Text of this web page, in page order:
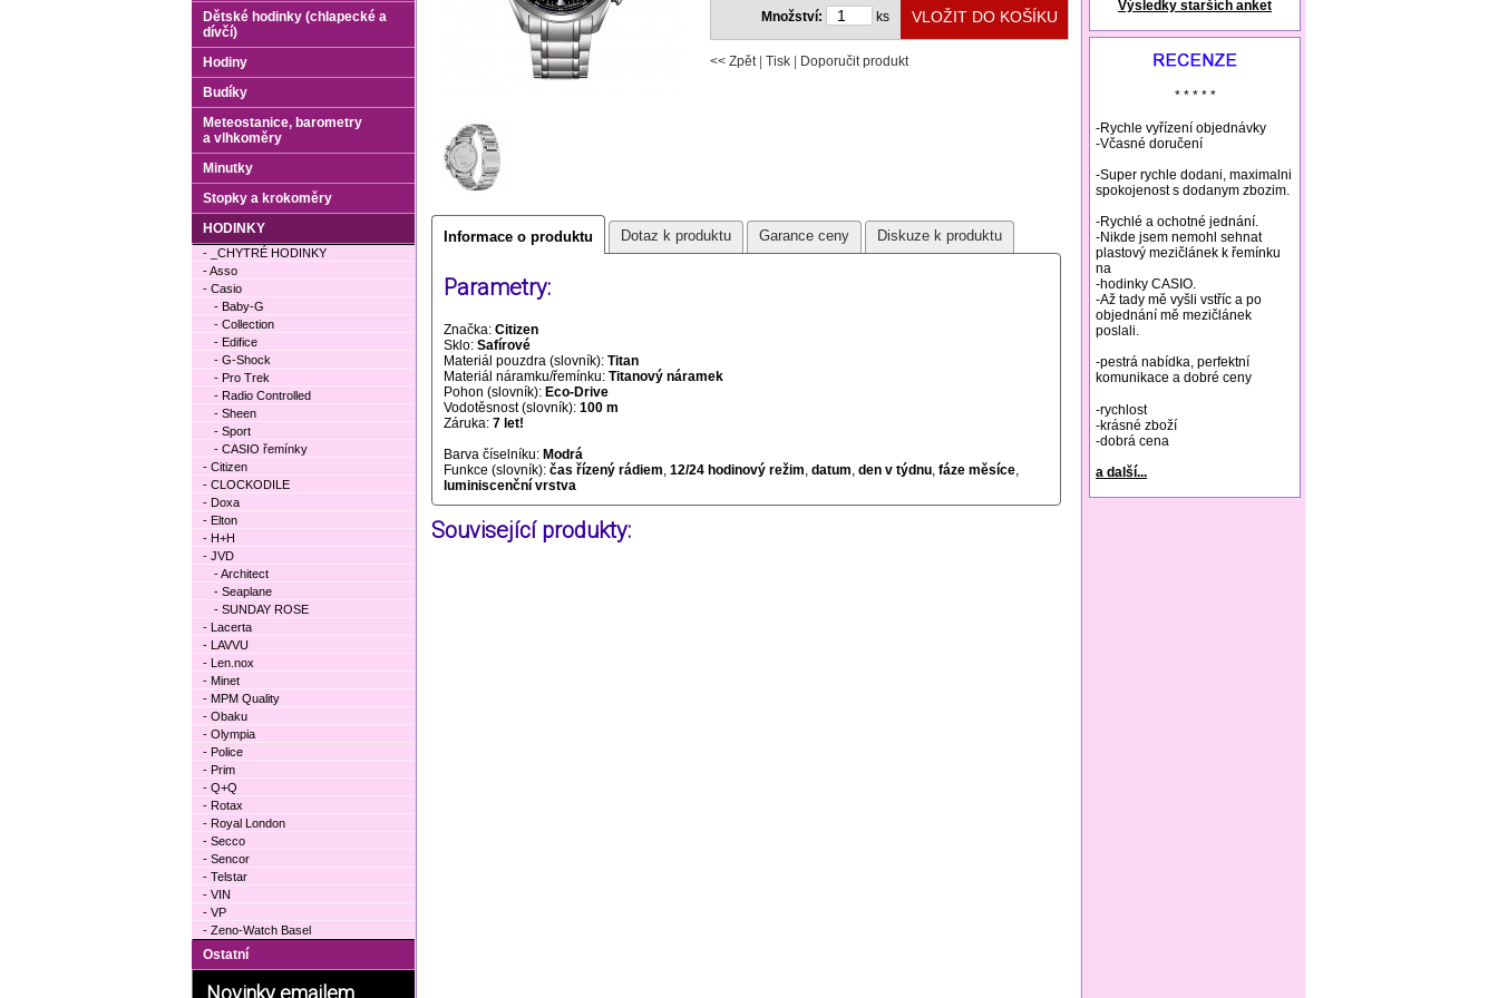
Množství: ks
<< Zpět| Tisk Doporučit produkt
Informace o produktu Dotaz k produktu Garance ceny Diskuze k produktu
Parametry:
Značka: Citizen
Sklo: Safírové
Materiál pouzdra (slovník): Titan
Materiál náramku/řemínku: Titanový náramek
Pohon (slovník): Eco-Drive
Vodotěsnost (slovník): 100 m
Záruka: 7 let!
Barva číselníku: Modrá
Funkce (slovník): čas řízený rádiem, 12/24 hodinový režim, datum, den v týdnu, fáze měsíce,
luminiscenční vrstva
Související produkty:
natural remedies rosacea
Výsledky starších anket
* * * * *
-Rychle vyřízení objednávky
-Včasné doručení
-Super rychle dodani, maximalni
spokojenost s dodanym zbozim.
-Rychlé a ochotné jednání.
-Nikde jsem nemohl sehnat
plastový mezičlánek k řemínku
na
-hodinky CASIO.
-Až tady mě vyšli vstříc a po
objednání mě mezičlánek
poslali.
-pestrá nabídka, perfektní
komunikace a dobré ceny
-rychlost
-krásné zboží
-dobrá cena
a další...
Dětské hodinky (chlapecké a
dívčí)
Hodiny
Budíky
Meteostanice, barometry
a vlhkoměry
Minutky
Stopky a krokoměry
HODINKY
- _CHYTRÉ HODINKY
- Asso
- Casio
- Baby-G
- Collection
- Edifice
- G-Shock
- Pro Trek
- Radio Controlled
- Sheen
- Sport
- CASIO řemínky
- Citizen
- CLOCKODILE
- Doxa
- Elton
- H+H
- JVD
- Architect
- Seaplane
- SUNDAY ROSE
- Lacerta
- LAVVU
- Len.nox
- Minet
- MPM Quality
- Obaku
- Olympia
- Police
- Prim
- Q+Q
- Rotax
- Royal London
- Secco
- Sencor
- Telstar
- VIN
- VP
- Zeno-Watch Basel
Ostatní
Novinky emailem